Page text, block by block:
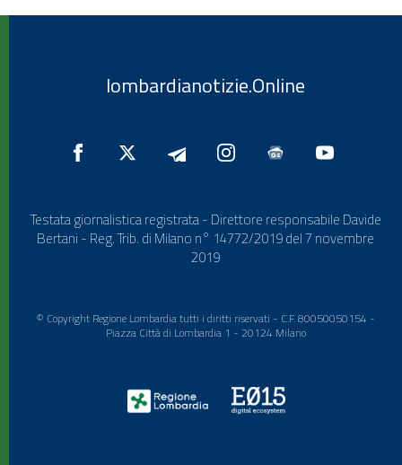
lombardianotizie.Online
Testata giornalistica registrata - Direttore responsabile Davide
Bertani - Reg. Trib. di Milano n° 14772/2019 del 7 novembre
2019
© Copyright Regione Lombardia tutti i diritti riservati - C.F. 80050050154 -
Piazza Città di Lombardia 1 - 20124 Milano